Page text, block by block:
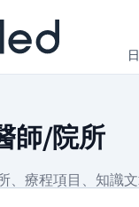
師/院所
、療程項目、知識